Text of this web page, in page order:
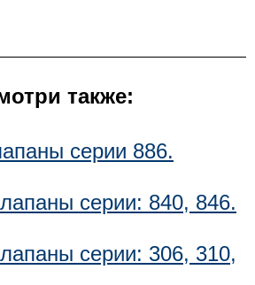
также:
серии 886.
серии: 840, 846.
серии: 306, 310,